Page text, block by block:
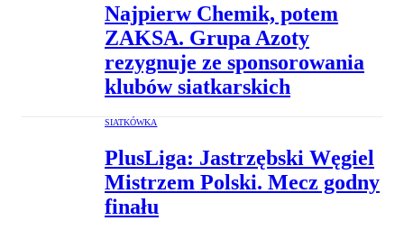
Najpierw Chemik, potem
ZAKSA. Grupa Azoty
rezygnuje ze sponsorowania
klubów siatkarskich
SIATKÓWKA
PlusLiga: Jastrzębski Węgiel
Mistrzem Polski. Mecz godny
finału